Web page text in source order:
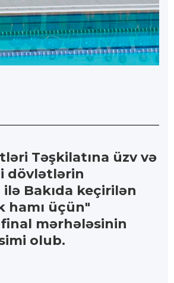
Təşkilatına üzv və
dövlətlərin
ilə Bakıda keçirilən
hamı üçün"
mərhələsinin
olub.